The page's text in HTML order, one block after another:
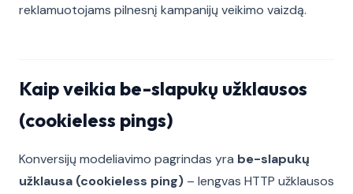
reklamuotojams pilnesnį kampanijų veikimo vaizdą.
Kaip veikia be-slapukų užklausos
(cookieless pings)
Konversijų modeliavimo pagrindas yra be-slapukų
užklausa (cookieless ping) – lengvas HTTP užklausos